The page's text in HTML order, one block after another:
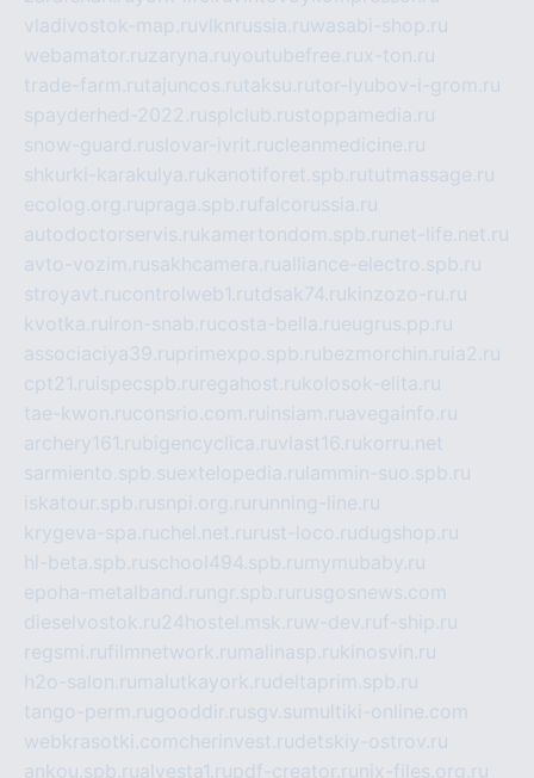
vladivostok-map.ruvlknrussia.ruwasabi-shop.ru
webamator.ruzaryna.ruyoutubefree.rux-ton.ru
trade-farm.rutajuncos.rutaksu.rutor-lyubov-i-grom.ru
spayderhed-2022.rusplclub.rustoppamedia.ru
snow-guard.ruslovar-ivrit.rucleanmedicine.ru
shkurki-karakulya.rukanotiforet.spb.rututmassage.ru
ecolog.org.rupraga.spb.rufalcorussia.ru
autodoctorservis.rukamertondom.spb.ru net-life.net.ru
avto-vozim.rusakhcamera.rualliance-electro.spb.ru
stroyavt.rucontrolweb1.rutdsak74.rukinzozo-ru.ru
kvotka.ru iron-snab.rucosta-bella.rueugrus.pp.ru
associaciya39.ruprimexpo.spb.rubezmorchin.ru ia2.ru
cpt21.ru ispecspb.ru regahost.rukolosok-elita.ru
tae-kwon.ruconsrio.com.ru insiam.ruavegainfo.ru
archery161.rubigencyclica.ruvlast16.rukorru.net
sarmiento.spb.suextelopedia.ru lammin-suo.spb.ru
iskatour.spb.rusnpi.org.ru running-line.ru
krygeva-spa.ruchel.net.ru rust-loco.rudugshop.ru
hl-beta.spb.ruschool494.spb.ru mymubaby.ru
epoha-metalband.ru ngr.spb.ru rusgosnews.com
dieselvostok.ru24hostel.msk.ruw-dev.ruf-ship.ru
regsmi.rufilmnetwork.ru malinasp.rukinosvin.ru
h2o-salon.ru malutkayork.rudeltaprim.spb.ru
tango-perm.rugooddir.rusgv.su multiki-online.com
webkrasotki.comcherinvest.rudetskiy-ostrov.ru
ankou.spb.rualvesta1.rupdf-creator.ru nix-files.org.ru